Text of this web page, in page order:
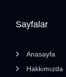
Sayfalar
Anasayfa
Hakkımızda